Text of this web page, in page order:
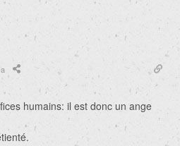
humains: il est donc un ange